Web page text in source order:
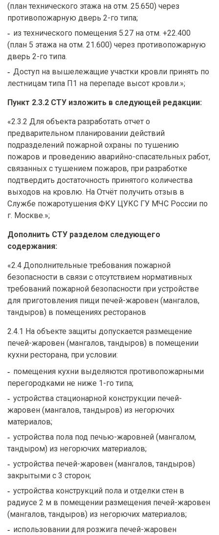
(план технического этажа на отм. 25.650) через
противопожарную дверь 2-го типа;
из технического помещения 5.27 на отм. +22.400
(план 5 этажа на отм. 21.600) через противопожарную
дверь 2-го типа.
Доступ на вышележащие участки кровли принять по
лестницам типа П1 на перепаде высот кровли.»;
Пункт 2.3.2 СТУ изложить в следующей редакции:
«2.3.2 Для объекта разработать отчет о
предварительном планировании действий
подразделений пожарной охраны по тушению
пожаров и проведению аварийно-спасательных работ,
связанных с тушением пожаров, при разработке
подтвердить достаточность принятого количества
выходов на кровлю. На Отчёт получить отзыв в
Службе пожаротушения ФКУ ЦУКС ГУ МЧС России по
г. Москве.»;
Дополнить СТУ разделом следующего
содержания:
«2.4 Дополнительные требования пожарной
безопасности в связи с отсутствием нормативных
требований пожарной безопасности при устройстве
для приготовления пищи печей-жаровен (мангалов,
тандыров) в помещениях ресторанов
2.4.1 На объекте защиты допускается размещение
печей-жаровен (мангалов, тандыров) в помещении
кухни ресторана, при условии:
помещения кухни выделяются противопожарными
перегородками не ниже 1-го типа;
устройства стационарной конструкции печей-
жаровен (мангалов, тандыров) из негорючих
материалов;
устройства пола под печью-жаровней (мангалом,
тандыром) из негорючих материалов;
устройства печей-жаровен (мангалов, тандыров)
закрытыми с 3 сторон;
устройства конструкций пола и отделки стен в
радиусе 2 м в помещении размещения печей-жаровен
(мангалов, тандыров) из негорючих материалов;
использовании для розжига печей-жаровен